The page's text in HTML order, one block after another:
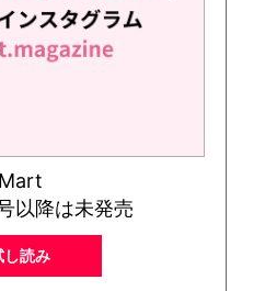
Mart
以降は未発売
し読み